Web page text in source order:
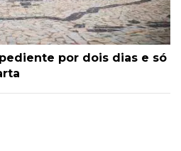
por dois dias e só